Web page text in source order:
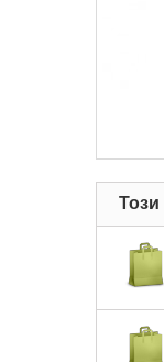
Този